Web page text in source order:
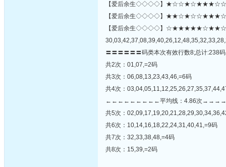
【爱后余生◇◇◇◇】
【爱后余生◇◇◇◇】
【爱后余生◇◇◇◇】
〓〓〓〓〓〓码类本次有效行数8;总计:238
共2次：01,07,=2码
共3次：06,08,13,23,43,46,=6码
共4次：
←←←←←←←←←平均线：4.86次
共5次：
共6次：10,14,16,18,22,24,31,40,41,=9码
共7次：32,33,38,48,=4码
共8次：15,39,=2码